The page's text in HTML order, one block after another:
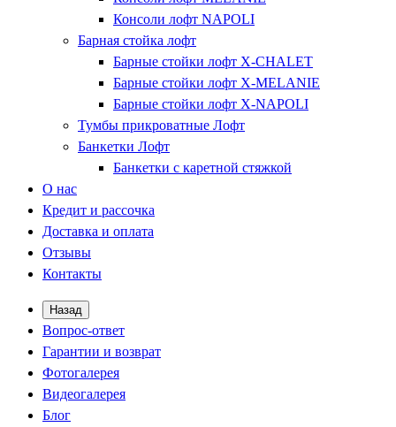
Консоли лофт NAPOLI
Барная стойка лофт
Барные стойки лофт X-CHALET
Барные стойки лофт X-MELANIE
Барные стойки лофт X-NAPOLI
Тумбы прикроватные Лофт
Банкетки Лофт
Банкетки с каретной стяжкой
О нас
Кредит и рассочка
Доставка и оплата
Отзывы
Контакты
Назад
Вопрос-ответ
Гарантии и возврат
Фотогалерея
Видеогалерея
Блог